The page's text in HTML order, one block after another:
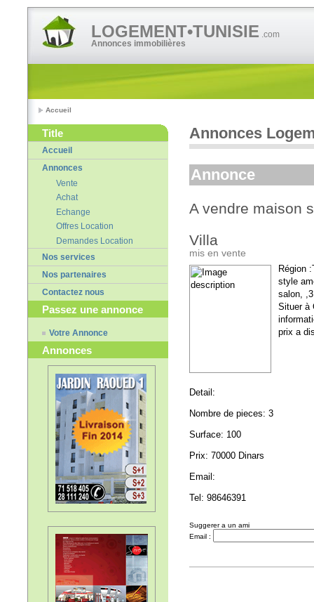
LOGEMENT•TUNISIE .com
Annonces immobilières
Accueil
Title
Accueil
Annonces
Vente
Achat
Echange
Offres Location
Demandes Location
Nos services
Nos partenaires
Contactez nous
Passez une annonce
Votre Annonce
Annonces
Annonces
Annonce
A vendre maison
Villa
mis en vente
Région
style
salon,
Situer à
prix a
Detail:
Nombre de pieces: 3
Surface: 100
Prix: 70000 Dinars
Email:
Tel: 98646391
Suggerer a un ami
Email :